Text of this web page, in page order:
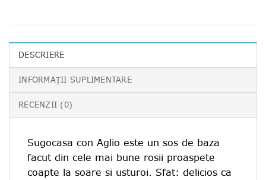
DESCRIERE
INFORMAȚII SUPLIMENTARE
RECENZII (0)
Sugocasa con Aglio este un sos de baza
facut din cele mai bune rosii proaspete
coapte la soare si usturoi. Sfat: delicios ca